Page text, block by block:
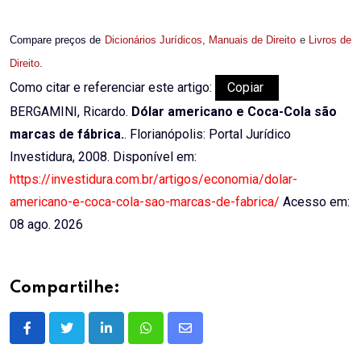
Compare preços de Dicionários Jurídicos, Manuais de Direito e Livros de
Direito.
Como citar e referenciar este artigo:
Copiar
BERGAMINI, Ricardo. Dólar americano e Coca-Cola são
marcas de fábrica.. Florianópolis: Portal Jurídico
Investidura, 2008. Disponível em:
https://investidura.com.br/artigos/economia/dolar-
americano-e-coca-cola-sao-marcas-de-fabrica/ Acesso em:
08 ago. 2026
Compartilhe:
LinkedInWhatsappShare